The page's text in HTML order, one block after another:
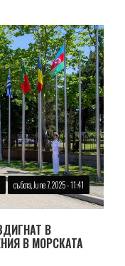
събота, June 7, 2025 - 11:41
В
В МОРСКАТА